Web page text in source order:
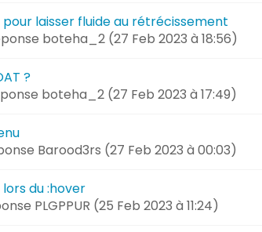
laisser fluide au rétrécissement
boteha_2 (27 Feb 2023 à 18:56)
?
boteha_2 (27 Feb 2023 à 17:49)
Barood3rs (27 Feb 2023 à 00:03)
du :hover
PLGPPUR (25 Feb 2023 à 11:24)